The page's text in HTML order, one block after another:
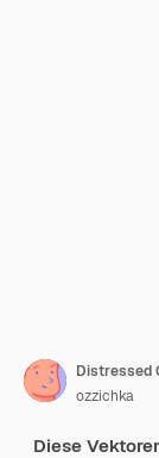
Distressed
ozzichka
Diese